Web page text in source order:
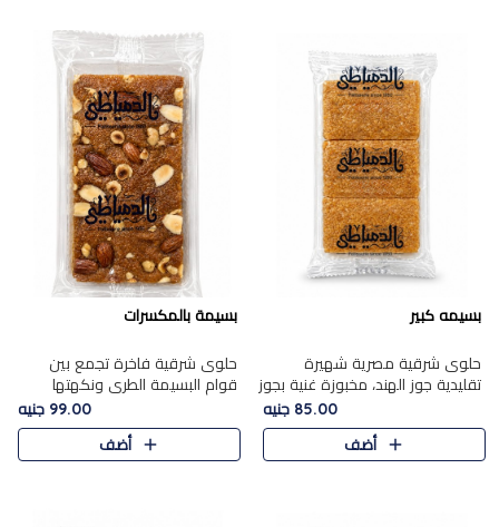
بسيمه كبير
حلوى شرقية مصرية شهيرة
تقليدية جوز الهند، مخبوزة غنية بجوز
الهند، بلمسه ذهبية وتتميز بقوامها
المرمل وطعمها اللذيذ الذي يشبه
البسبوسة. تُخبز..
85.00 جنيه
أضف
بسيمة بالمكسرات
حلوى شرقية فاخرة تجمع بين
قوام البسيمة الطري ونكهتها
الغنية، مزينة بتشكيلة مختارة من
اللوز والبندق والمكسرات الفاخرة.
مزيج متوازن من القوام ..
99.00 جنيه
أضف